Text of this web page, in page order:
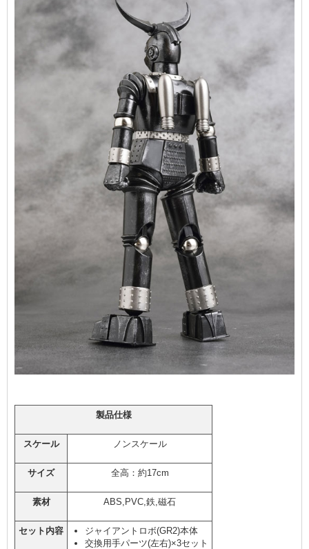
製品仕様
スケール ノンスケール
サイズ 全高：約17cm
素材 ABS,PVC,鉄,磁石
セット内容
ジャイアントロボ(GR2)本体
交換用手パーツ(左右)×3セット